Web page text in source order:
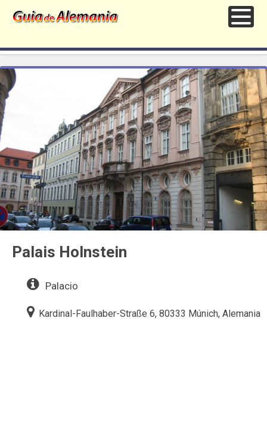
Palais Holnstein
Palacio
Kardinal-Faulhaber-Straße 6, 80333 Múnich, Alemania